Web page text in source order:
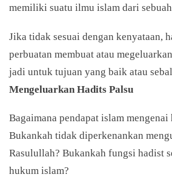
memiliki suatu ilmu islam dari
Jika tidak sesuai dengan kenyataan,
perbuatan membuat atau
jadi untuk tujuan yang baik atau
Mengeluarkan Hadits Palsu
Bagaimana pendapat islam mengenai
Bukankah tidak diperkenankan
Rasulullah? Bukankah fungsi hadist
hukum islam?